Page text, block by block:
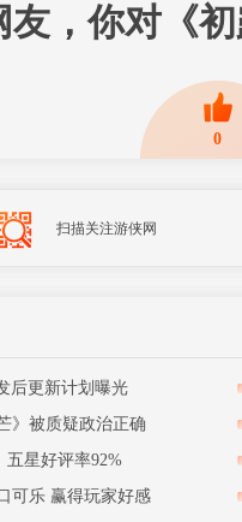
你对《初
0
扫描关注游侠网
后更新计划曝光
》被质疑政治正确
五星好评率92%
可乐 赢得玩家好感